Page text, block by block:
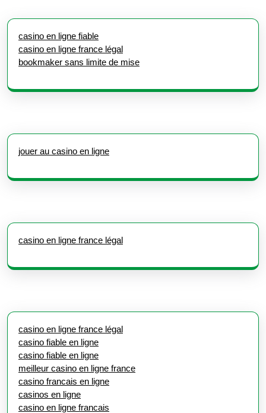
casino en ligne fiable
casino en ligne france légal
bookmaker sans limite de mise
jouer au casino en ligne
casino en ligne france légal
casino en ligne france légal
casino fiable en ligne
casino fiable en ligne
meilleur casino en ligne france
casino francais en ligne
casinos en ligne
casino en ligne francais